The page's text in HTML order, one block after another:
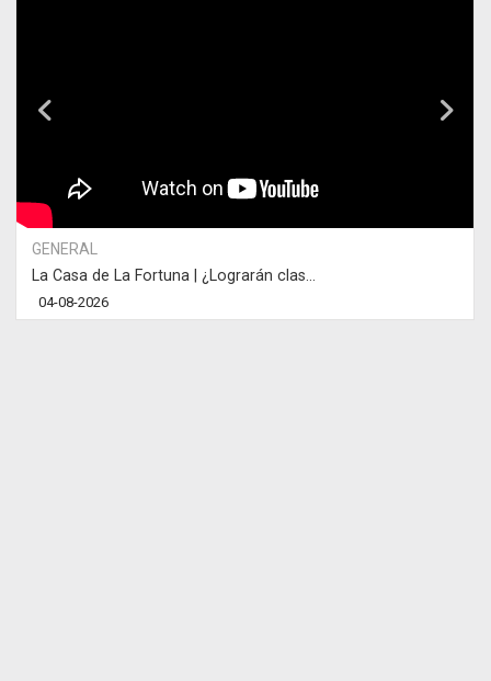
GENERAL
La Casa de La Fortuna | ¿Lograrán clas...
04-08-2026